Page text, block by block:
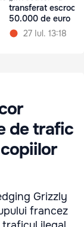
transferat
50.000 de euro
27 Iul. 13:18
de trafic
Grizzly
francez